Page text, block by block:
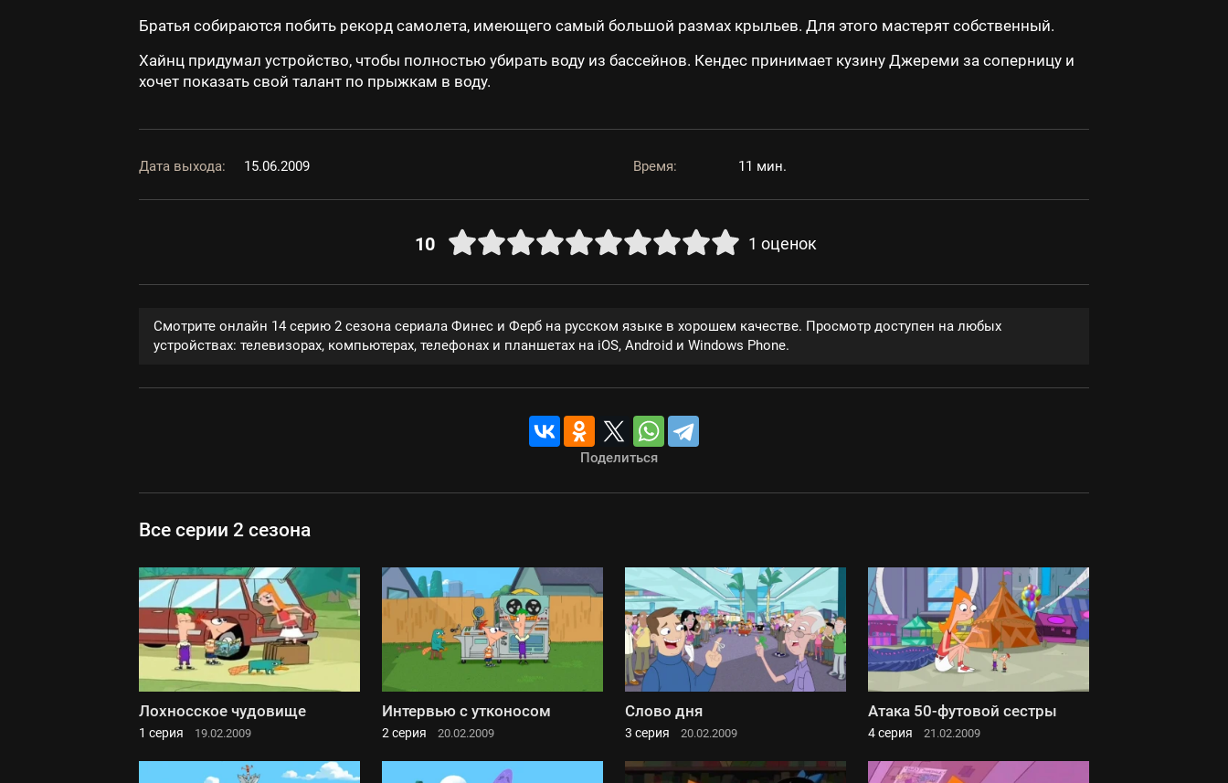
Братья собираются побить рекорд самолета, имеющего самый большой размах крыльев. Для этого мастерят собственный.
Хайнц придумал устройство, чтобы полностью убирать воду из бассейнов. Кендес принимает кузину Джереми за соперницу и
хочет показать свой талант по прыжкам в воду.
Дата выхода: 15.06.2009 Время: 11 мин.
10 1 оценок
Смотрите онлайн 14 серию 2 сезона сериала Финес и Ферб на русском языке в хорошем качестве. Просмотр доступен на любых
устройствах: телевизорах, компьютерах, телефонах и планшетах на iOS, Android и Windows Phone.
Поделиться
Все серии 2 сезона
Лохносское чудовище
1 серия 19.02.2009
Интервью с утконосом
2 серия 20.02.2009
Слово дня
3 серия 20.02.2009
Атака 50-футовой сестры
4 серия 21.02.2009